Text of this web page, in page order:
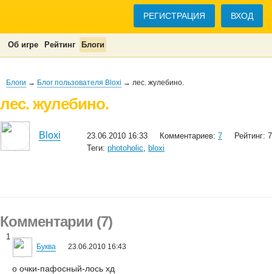
РЕГИСТРАЦИЯ ВХОД
Об игре Рейтинг Блоги
Блоги → Блог пользователя Bloxi → лес. жулебино.
лес. жулебино.
Bloxi 23.06.2010 16:33 Комментариев: 7
Рейтинг: 7
Теги: photoholic, bloxi
Комментарии (7)
1
Буква 23.06.2010 16:43
о очки-пафосный-лось хд